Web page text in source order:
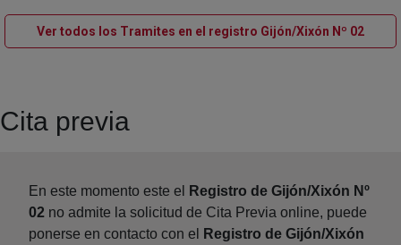
Ver todos los Tramites en el registro Gijón/Xixón Nº 02
Cita previa
En este momento este el
Registro de Gijón/Xixón Nº
02 no admite la solicitud de Cita Previa online, puede
ponerse en contacto con el
Registro de Gijón/Xixón